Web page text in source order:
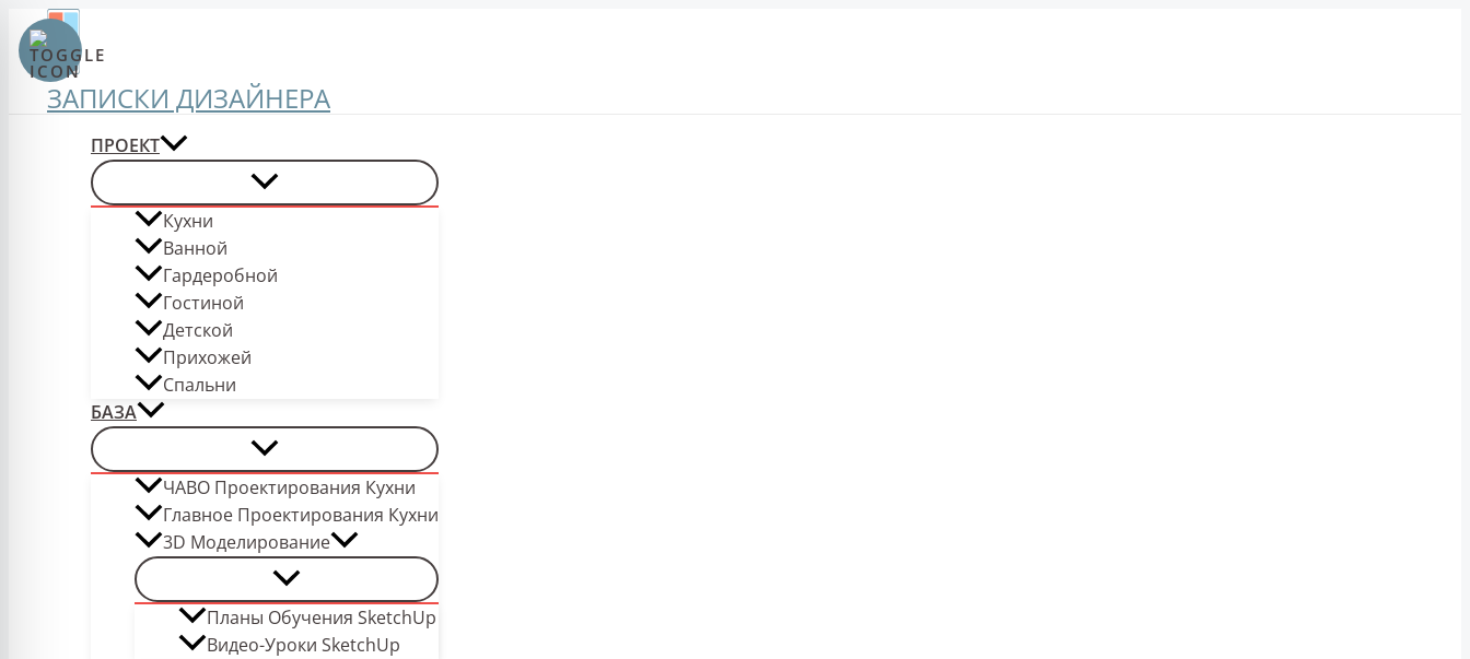
Перейти
содержимому
ЗАПИСКИ ДИЗАЙНЕРА
ПРОЕКТ
Кухни
Ванной
Гардеробной
Гостиной
Детской
Прихожей
Спальни
БАЗА
ЧАВО Проектирования Кухни
Главное Проектирования Кухни
3D Моделирование
Планы Обучения SketchUp
Видео-Уроки SketchUp